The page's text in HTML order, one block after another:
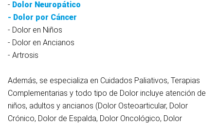
- Dolor Neuropático
- Dolor por Cáncer
- Dolor en Niños
- Dolor en Ancianos
- Artrosis
Además, se especializa en Cuidados Paliativos, Terapias
Complementarias y todo tipo de Dolor incluye atención de
niños, adultos y ancianos (Dolor Osteoarticular, Dolor
Crónico, Dolor de Espalda, Dolor Oncológico, Dolor